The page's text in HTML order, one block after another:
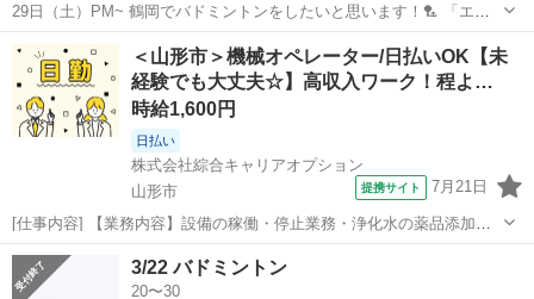
29日（土）PM~ 鶴岡でバドミントンをしたいと思います！🏸 「エン
ジョイ・体を動かす」が目的のため、フランクに、ワイワイ楽しくや
りましょう！ 初心者〜経験者、年齢・男女問わず、誰でも参加OKで
す👍 人数が少ないた...
バドミントン
＜山形市＞機械オペレーター/日払いOK【未
経験でも大丈夫☆】高収入ワーク！程よ…
時給1,600円
日払い
株式会社綜合キャリアオプション
山形市
提携サイト 7月21日
[仕事内容] 【業務内容】設備の稼働・停止業務・浄化水の薬品添加の
設定及び薬品溶解作業・各管理項目の監視(日誌記入)・設備機器のメン
テ(清掃作業含)・故障対応(連絡対応)・産業廃棄物取扱 ・中間処理(脱
水・乾燥・プレス)作業...
山形
3/22 バドミントン
20〜30